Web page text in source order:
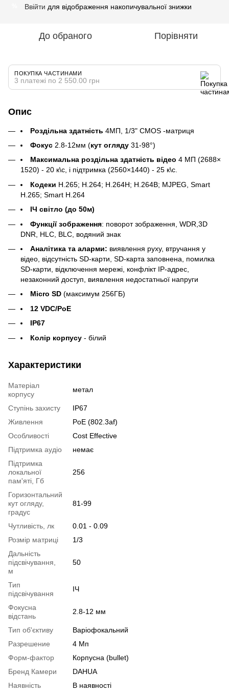
Ввійти для відображення накопичувальної знижки
До обраного Порівняти
ПОКУПКА ЧАСТИНАМИ
3 платежі по 2 550.00 грн
Опис
Роздільна здатність 4МП, 1/3" CMOS -матриця
Фокус 2.8-12мм (кут огляду 31-98°)
Максимальна роздільна здатність відео 4 МП (2688×
1520) - 20 к\с, і підтримка (2560×1440) - 25 к\с.
Кодеки H.265; H.264; H.264H; H.264B; MJPEG, Smart
H.265; Smart H.264
ІЧ світло (до 50м)
Функції зображення: поворот зображення, WDR,3D
DNR, HLC, BLC, водяний знак
Аналітика та аларми: виявлення руху, втручання у
відео, відсутність SD-карти, SD-карта заповнена, помилка
SD-карти, відключення мережі, конфлікт IP-адрес,
незаконний доступ, виявлення недостатньої напруги
Micro SD (максимум 256ГБ)
12 VDC/PoE
IP67
Колір корпусу - білий
Характеристики
Матеріал
корпусу
метал
Ступінь захисту
IP67
Живлення
PoE (802.3af)
Особливості
Cost Effective
Підтримка аудіо
немає
Підтримка
локальної
пам'яті, Гб
256
Горизонтальний
кут огляду,
градус
81-99
Чутливість, лк
0.01 - 0.09
Розмір матриці
1/3
Дальність
підсвічування,
м
50
Тип
підсвічування
ІЧ
Фокусна
відстань
2.8-12 мм
Тип об'єктиву
Варіофокальний
Разрешение
4 Мп
Форм-фактор
Корпусна (bullet)
Бренд Камери
DAHUA
Наявність
В наявності